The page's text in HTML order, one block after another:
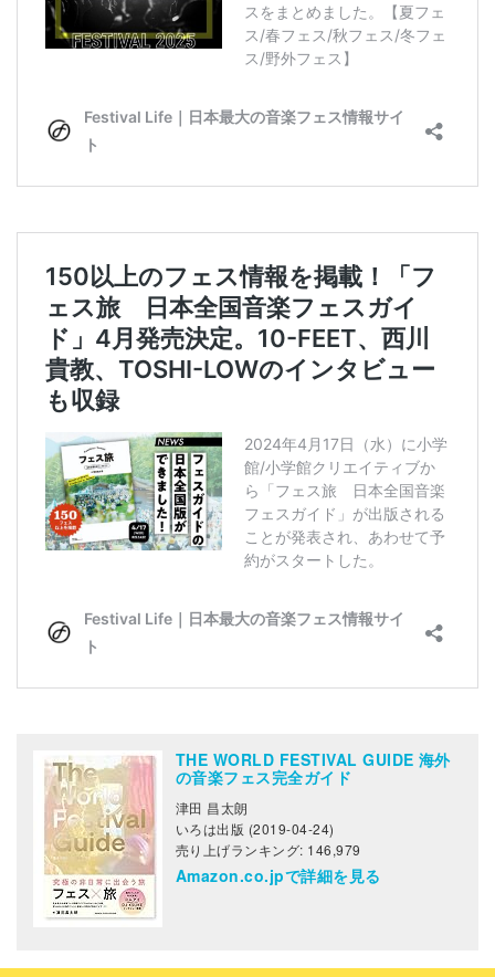
THE WORLD FESTIVAL GUIDE 海外
の音楽フェス完全ガイド
津田 昌太朗
いろは出版 (2019-04-24)
売り上げランキング: 146,979
Amazon.co.jpで詳細を見る